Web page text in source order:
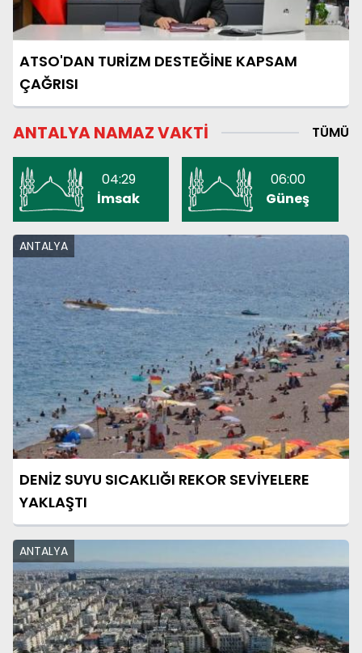
ATSO'DAN TURİZM DESTEĞİNE KAPSAM
ÇAĞRISI
ANTALYA NAMAZ VAKTİ TÜMÜ
04:29
İmsak
06:00
Güneş
ANTALYA
DENİZ SUYU SICAKLIĞI REKOR SEVİYELERE
YAKLAŞTI
ANTALYA